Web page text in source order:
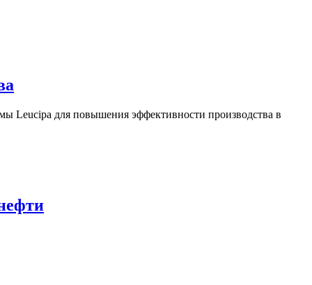
Leucipa для повышения эффективности производства в